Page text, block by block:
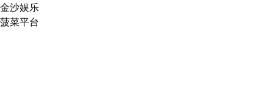
金沙娱乐
菠菜平台